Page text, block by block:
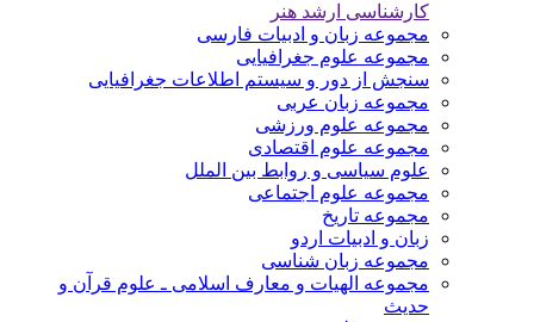
کارشناسی ارشد هنر
مجموعه زبان و ادبیات فارسی
مجموعه علوم جغرافیایی
سنجش از دور و سیستم اطلاعات جغرافیایی
مجموعه زبان عربی
مجموعه علوم ورزشی
مجموعه علوم اقتصادی
علوم سیاسی و روابط بین الملل
مجموعه علوم اجتماعی
مجموعه تاریخ
زبان و ادبیات اردو
مجموعه زبان شناسی
مجموعه الهیات و معارف اسلامی ـ علوم قرآن و
حدیث